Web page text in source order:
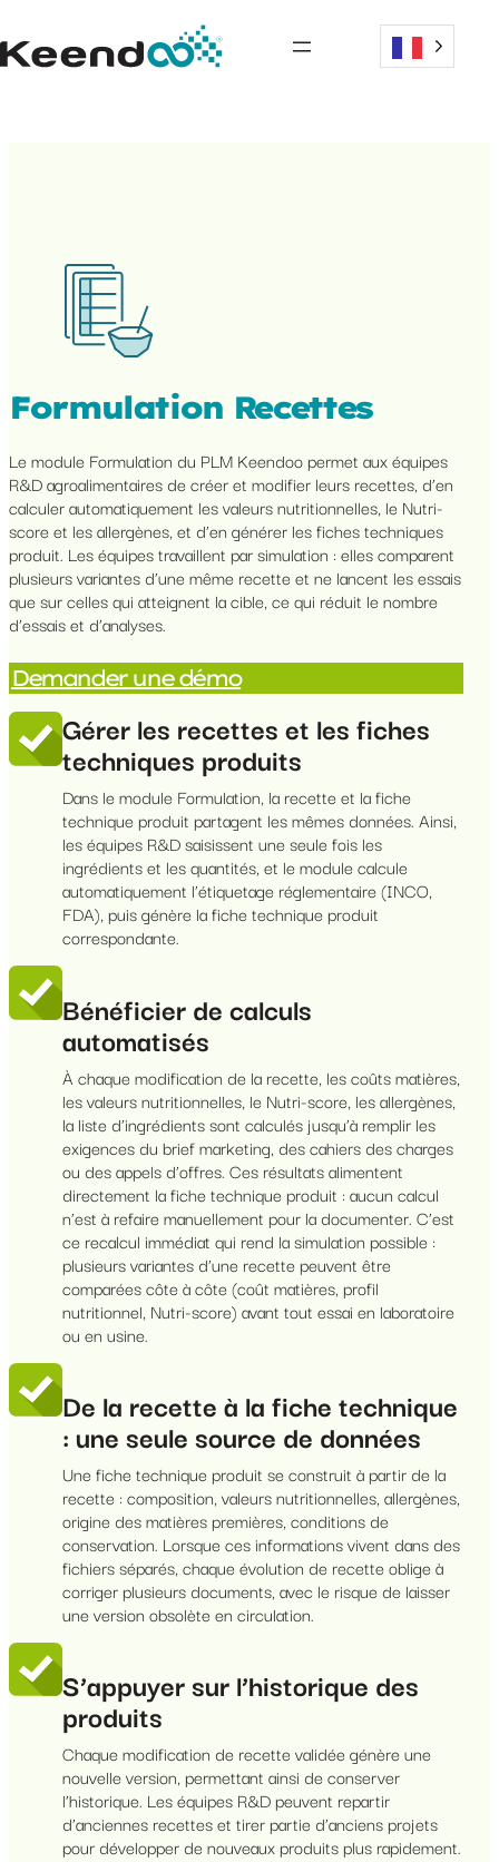
Formulation Recettes
Le module Formulation du PLM Keendoo permet aux équipes
R&D agroalimentaires de créer et modifier leurs recettes, d’en
calculer automatiquement les valeurs nutritionnelles, le Nutri-
score et les allergènes, et d’en générer les fiches techniques
produit. Les équipes travaillent par simulation : elles comparent
plusieurs variantes d’une même recette et ne lancent les essais
que sur celles qui atteignent la cible, ce qui réduit le nombre
d’essais et d’analyses.
Demander une démo
Gérer les recettes et les fiches
techniques produits
Dans le module Formulation, la recette et la fiche
technique produit partagent les mêmes données. Ainsi,
les équipes R&D saisissent une seule fois les
ingrédients et les quantités, et le module calcule
automatiquement l’étiquetage réglementaire (INCO,
FDA), puis génère la fiche technique produit
correspondante.
Bénéficier de calculs
automatisés
À chaque modification de la recette, les coûts matières,
les valeurs nutritionnelles, le Nutri-score, les allergènes,
la liste d’ingrédients sont calculés jusqu’à remplir les
exigences du brief marketing, des cahiers des charges
ou des appels d’offres. Ces résultats alimentent
directement la fiche technique produit : aucun calcul
n’est à refaire manuellement pour la documenter. C’est
ce recalcul immédiat qui rend la simulation possible :
plusieurs variantes d’une recette peuvent être
comparées côte à côte (coût matières, profil
nutritionnel, Nutri-score) avant tout essai en laboratoire
ou en usine.
De la recette à la fiche technique
: une seule source de données
Une fiche technique produit se construit à partir de la
recette : composition, valeurs nutritionnelles, allergènes,
origine des matières premières, conditions de
conservation. Lorsque ces informations vivent dans des
fichiers séparés, chaque évolution de recette oblige à
corriger plusieurs documents, avec le risque de laisser
une version obsolète en circulation.
S’appuyer sur l’historique des
produits
Chaque modification de recette validée génère une
nouvelle version, permettant ainsi de conserver
l’historique. Les équipes R&D peuvent repartir
d’anciennes recettes et tirer partie d’anciens projets
pour développer de nouveaux produits plus rapidement.